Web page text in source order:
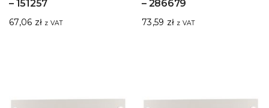
– 151257
67,06 zł z VAT
– 286679
73,59 zł z VAT